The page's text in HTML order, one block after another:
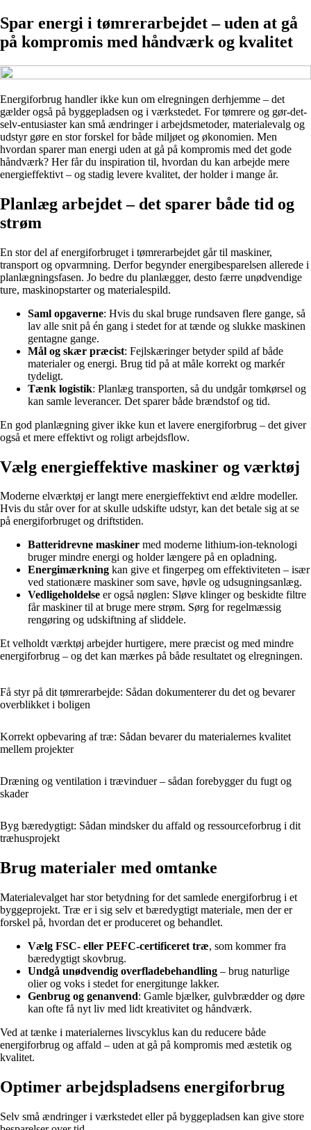
Spar energi i tømrerarbejdet – uden at gå
på kompromis med håndværk og kvalitet
Energiforbrug handler ikke kun om elregningen derhjemme – det
gælder også på byggepladsen og i værkstedet. For tømrere og gør-det-
selv-entusiaster kan små ændringer i arbejdsmetoder, materialevalg og
udstyr gøre en stor forskel for både miljøet og økonomien. Men
hvordan sparer man energi uden at gå på kompromis med det gode
håndværk? Her får du inspiration til, hvordan du kan arbejde mere
energieffektivt – og stadig levere kvalitet, der holder i mange år.
Planlæg arbejdet – det sparer både tid og
strøm
En stor del af energiforbruget i tømrerarbejdet går til maskiner,
transport og opvarmning. Derfor begynder energibesparelsen allerede i
planlægningsfasen. Jo bedre du planlægger, desto færre unødvendige
ture, maskinopstarter og materialespild.
Saml opgaverne: Hvis du skal bruge rundsaven flere gange, så
lav alle snit på én gang i stedet for at tænde og slukke maskinen
gentagne gange.
Mål og skær præcist: Fejlskæringer betyder spild af både
materialer og energi. Brug tid på at måle korrekt og markér
tydeligt.
Tænk logistik: Planlæg transporten, så du undgår tomkørsel og
kan samle leverancer. Det sparer både brændstof og tid.
En god planlægning giver ikke kun et lavere energiforbrug – det giver
også et mere effektivt og roligt arbejdsflow.
Vælg energieffektive maskiner og værktøj
Moderne elværktøj er langt mere energieffektivt end ældre modeller.
Hvis du står over for at skulle udskifte udstyr, kan det betale sig at se
på energiforbruget og driftstiden.
Batteridrevne maskiner med moderne lithium-ion-teknologi
bruger mindre energi og holder længere på en opladning.
Energimærkning kan give et fingerpeg om effektiviteten – især
ved stationære maskiner som save, høvle og udsugningsanlæg.
Vedligeholdelse er også nøglen: Sløve klinger og beskidte filtre
får maskiner til at bruge mere strøm. Sørg for regelmæssig
rengøring og udskiftning af sliddele.
Et velholdt værktøj arbejder hurtigere, mere præcist og med mindre
energiforbrug – og det kan mærkes på både resultatet og elregningen.
Få styr på dit tømrerarbejde: Sådan dokumenterer du det og bevarer
overblikket i boligen
Korrekt opbevaring af træ: Sådan bevarer du materialernes kvalitet
mellem projekter
Dræning og ventilation i trævinduer – sådan forebygger du fugt og
skader
Byg bæredygtigt: Sådan mindsker du affald og ressourceforbrug i dit
træhusprojekt
Brug materialer med omtanke
Materialevalget har stor betydning for det samlede energiforbrug i et
byggeprojekt. Træ er i sig selv et bæredygtigt materiale, men der er
forskel på, hvordan det er produceret og behandlet.
Vælg FSC- eller PEFC-certificeret træ, som kommer fra
bæredygtigt skovbrug.
Undgå unødvendig overfladebehandling – brug naturlige
olier og voks i stedet for energitunge lakker.
Genbrug og genanvend: Gamle bjælker, gulvbrædder og døre
kan ofte få nyt liv med lidt kreativitet og håndværk.
Ved at tænke i materialernes livscyklus kan du reducere både
energiforbrug og affald – uden at gå på kompromis med æstetik og
kvalitet.
Optimer arbejdspladsens energiforbrug
Selv små ændringer i værkstedet eller på byggepladsen kan give store